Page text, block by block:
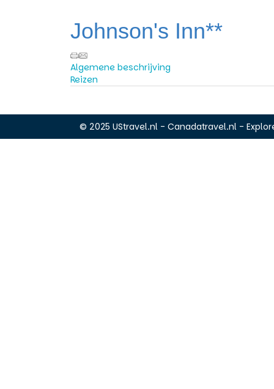
Johnson's Inn**
Algemene beschrijving
Reizen
© 2025 UStravel.nl - Canadatravel.nl -